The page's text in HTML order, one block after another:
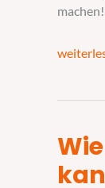
Sie
Wie
kommt